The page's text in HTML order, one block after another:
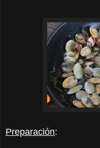
Preparación: